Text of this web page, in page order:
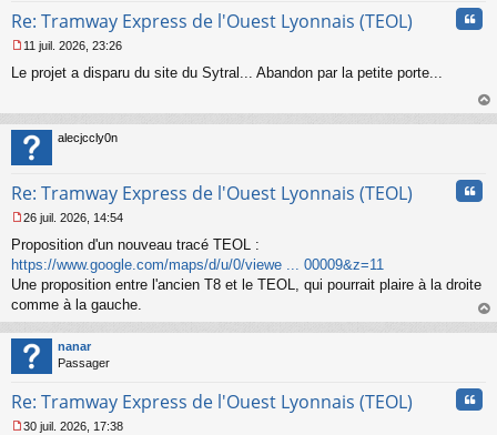
Re: Tramway Express de l'Ouest Lyonnais (TEOL)
e
a
g
e
o
l
u
11 juil. 2026, 23:26
Le projet a disparu du site du Sytral... Abandon par la petite porte...
au
alecjccly0n
Re: Tramway Express de l'Ouest Lyonnais (TEOL)
e
s
s
g
n
o
l
u
26 juil. 2026, 14:54
Proposition d'un nouveau tracé TEOL :
https://www.google.com/maps/d/u/0/viewe ... 00009&z=11
Une proposition entre l'ancien T8 et le TEOL, qui pourrait plaire à la droite
comme à la gauche.
au
nanar
Passager
Re: Tramway Express de l'Ouest Lyonnais (TEOL)
30 juil. 2026, 17:38